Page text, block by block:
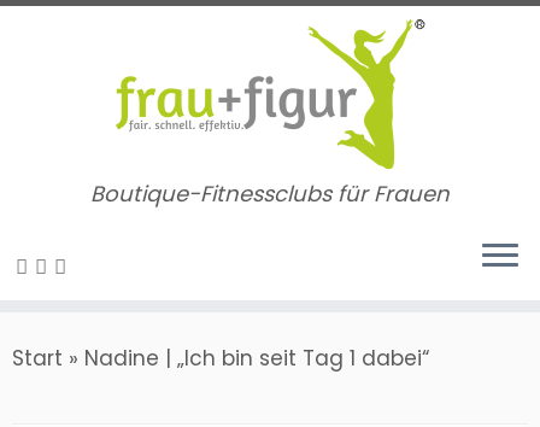
Zum
Boutique-Fitnessclubs für Frauen
Start » Nadine | „Ich bin seit Tag 1 dabei“